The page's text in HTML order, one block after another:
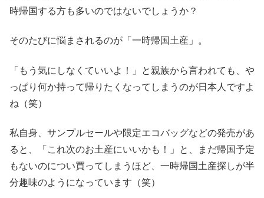
時帰国する方も多いのではないでしょうか？
そのたびに悩まされるのが「一時帰国土産」。
「もう気にしなくていいよ！」と親族から言われても、や
っぱり何か持って帰りたくなってしまうのが日本人ですよ
ね（笑）
私自身、サンプルセールや限定エコバッグなどの発売があ
ると、「これ次のお土産にいいかも！」と、まだ帰国予定
もないのについ買ってしまうほど、一時帰国土産探しが半
分趣味のようになっています（笑）